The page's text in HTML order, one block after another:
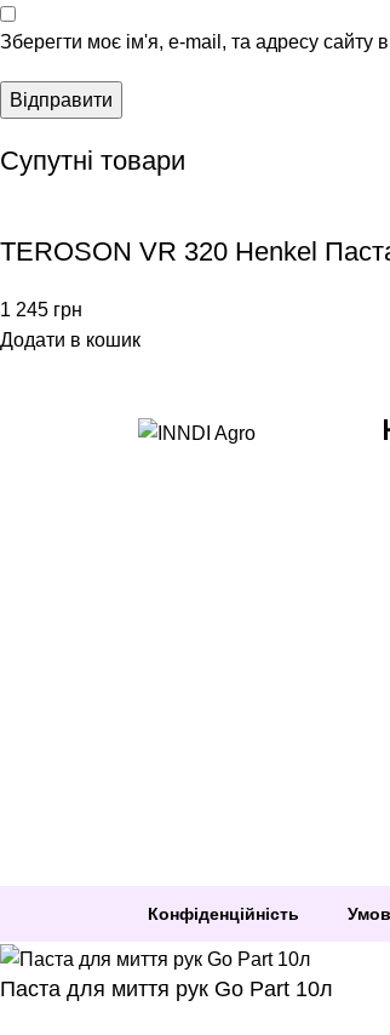
Зберегти моє ім'я, e-mail, та адресу сайту
Супутні товари
TEROSON VR 320 Henkel
1 245 грн
Додати в кошик
Конфіденційність
Паста для миття рук Go Part 10л